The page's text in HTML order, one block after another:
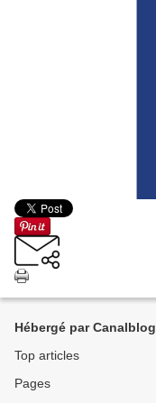
Hébergé par Canalblog
Top articles
Pages